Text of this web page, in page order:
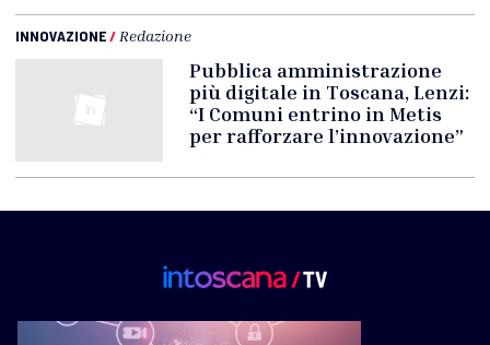
INNOVAZIONE/ Redazione
Pubblica amministrazione
più digitale in Toscana, Lenzi:
“I Comuni entrino in Metis
per rafforzare l’innovazione”